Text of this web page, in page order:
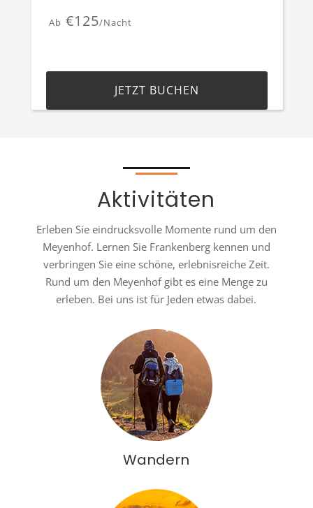
Ab €125/Nacht
JETZT BUCHEN
Aktivitäten
Erleben Sie eindrucksvolle Momente rund um den
Meyenhof. Lernen Sie Frankenberg kennen und
verbringen Sie eine schöne, erlebnisreiche Zeit.
Rund um den Meyenhof gibt es eine Menge zu
erleben. Bei uns ist für Jeden etwas dabei.
Wandern